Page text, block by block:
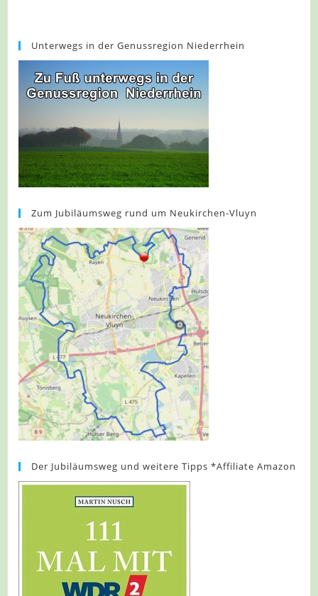
Unterwegs in der Genussregion Niederrhein
Zum Jubiläumsweg rund um Neukirchen-Vluyn
Der Jubiläumsweg und weitere Tipps *Affiliate Amazon